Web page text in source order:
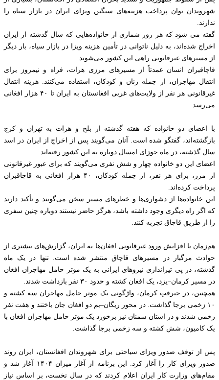
شهروندان توان پرداخت هزینه‌های سنگین ویزای ایران در بازار سیاه را
ندارند.
گفته می شود که هر روز شماری از خانواده‌هایی که سال گذشته از ایران
اخراج شده‌اند، به دلیل ناتوانی در تأمین هزینه ویزا در بازار سیاه، بار دیگر
از مسیرهای غیرقانونی راهی این کشور می‌شوند.
قاچاقبران انسان عمدتاً از مسیرهای مرزی هرات، فراه و نیمروز برای
انتقال مهاجران، از جمله زنان و کودکان، استفاده می‌کنند. هزینه انتقال
غیرقانونی هر نفر از ولایت‌های غربی افغانستان به ایران تا ۴۰ هزار افغانی
می‌رسد.
با اعضای دو خانواده که هفته گذشته از بلخ و هرات به تهران و کرج
بازگشته‌اند، گفتگو شده است. آنان می‌گویند پس از اخراج از ایران در اسد
سال گذشته، در ماه جوزای امسال دوباره به این کشور رفته‌اند.
اعضای این دو خانواده چهار و شش نفری می‌گویند که برای عبور غیرقانونی
از مرز، برای هر نفر، از جمله کودکان، ۴۰ هزار افغانی به قاچاقبران
پرداخت کرده‌اند.
این خانواده‌ها از دشواری‌ها و خطرهای مسیر سخن می‌گویند و تأکید دارند
که اگر راه دیگری وجود داشته باشد، هرگز حاضر نیستند دوباره چنین سفری
را از طریق قاچاق تجربه کنند.
هم‌زمان با افزایش ورود غیرقانونی افغان‌ها به ایران، گزارش‌های بیشتری از
حوادث مرگبار در مسیرهای قاچاق منتشر شده است. تنها در یک ماه
گذشته، در پی تیراندازی نیروهای ایرانی به یک موتر حامل مهاجران افغان
در مسیر کرمان–یزد، یک افغان کشته و حدود ۳۰ نفر بازداشت شدند.
همچنین، در جیرفتِ کرمان، واژگونی یک موتر حامل مهاجران سه کشته و
۱۰ زخمی برجا گذاشت. در محور ریگان–بم دو افغان جان باختند و هفت نفر
زخمی شدند و در استان سمنان نیز برخورد یک موتر حامل مهاجران افغان با
یک کامیون، شش کشته و سه زخمی برجا گذاشت.
پس از توقف صدور ویزای سیاحتی برای شهروندان افغانستان، ایران روند
صدور ویزای کار را آغاز کرد. این برنامه از آغاز میزان ۱۴۰۴ آغاز شد و
مقام‌های وزارت کار ایران اعلام کردند که در سال نخست، بر اساس نیاز